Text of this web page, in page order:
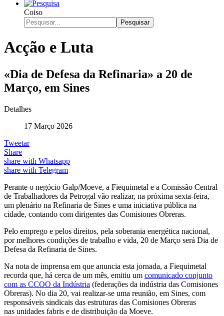
Coiso
Pesquisar
Acção e Luta
«Dia de Defesa da Refinaria» a 20 de
Março, em Sines
Detalhes
17 Março 2026
Tweetar
Share
share with Whatsapp
share with Telegram
Perante o negócio Galp/Moeve, a Fiequimetal e a Comissão Central
de Trabalha­dores da Petrogal vão realizar, na próxima sexta-feira,
um plenário na Refinaria de Sines e uma iniciativa pública na
cidade, contando com dirigentes das Comisiones Obreras.
Pelo emprego e pelos direitos, pela soberania energética nacional,
por melhores condições de trabalho e vida, 20 de Março será Dia de
Defesa da Refinaria de Sines.
Na nota de imprensa em que anuncia esta jornada, a Fiequimetal
recorda que, há cerca de um mês, emitiu um comunicado conjunto
com as CCOO da Indústria (federações da indústria das Comisiones
Obreras). No dia 20, vai realizar-se uma reunião, em Sines, com
responsáveis sindicais das estruturas das Comisiones Obreras
nas unidades fabris e de distribuição da Moeve.